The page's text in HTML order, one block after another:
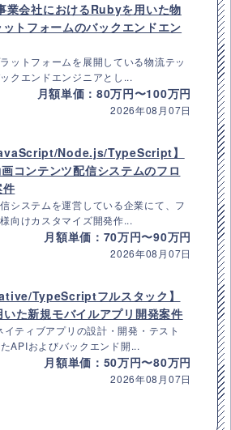
業会社におけるRubyを用いた物
トフォームのバックエンドエン
ットフォームを展開している物流テッ
クエンドエンジニアとし...
月額単価：80万円〜100万円
2026年08月07日
Node.js/TypeScript】
コンテンツ配信システムのフロ
件
システムを運営している企業にて、フ
向けカスタマイズ開発作...
月額単価：70万円〜90万円
2026年08月07日
TypeScriptフルスタック】
た新規モバイルアプリ開発案件
イティブアプリの設計・開発・テスト
APIおよびバックエンド開...
月額単価：50万円〜80万円
2026年08月07日